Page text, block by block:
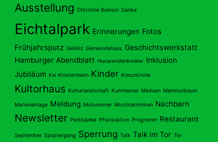
Ausstellung Christine Bomsin Danke
Eichtalpark Erinnerungen Fotos
Frühjahrsputz Gehölz Gemeindehaus Geschichtswerkstatt
Hamburger Abendblatt Husarendenkmäler Inklusion
Jubiläum Kai Klostermann Kinder Kreuzkirche
Kultorhaus Kulturlandschaft Kummerow Madsen Mammutbaum
Marienanlage Meldung Midsommer Mischtechniken Nachbarn
Newsletter Parkbänke Pflanzaktion Programm Restaurant
September Spaziergang Sperrung Talk Talk im Tor Tor